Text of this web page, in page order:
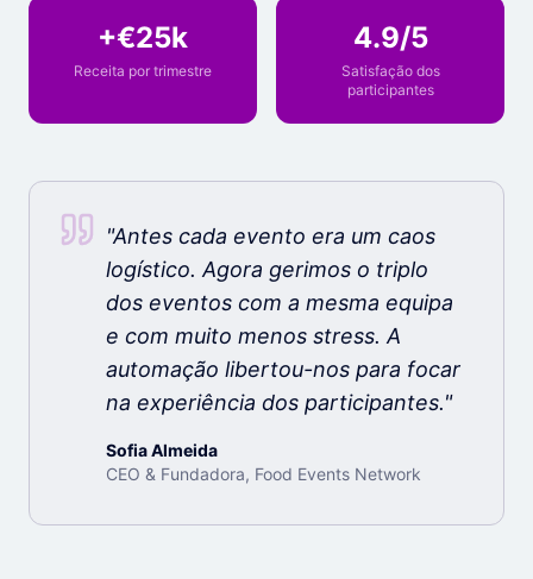
+€25k
Receita por trimestre
4.9/5
Satisfação dos
participantes
"Antes cada evento era um caos
logístico. Agora gerimos o triplo
dos eventos com a mesma equipa
e com muito menos stress. A
automação libertou-nos para focar
na experiência dos participantes."
Sofia Almeida
CEO & Fundadora, Food Events Network